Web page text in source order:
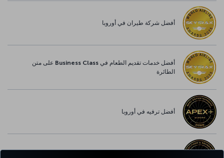
أفضل شركة طيران في أوروبا
أفضل خدمات تقديم الطعام في Business Class على متن
الطائرة
أفضل ترفيه في أوروبا